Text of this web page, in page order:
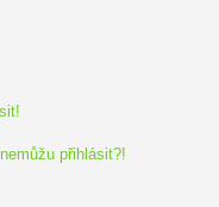
přihlásit?!